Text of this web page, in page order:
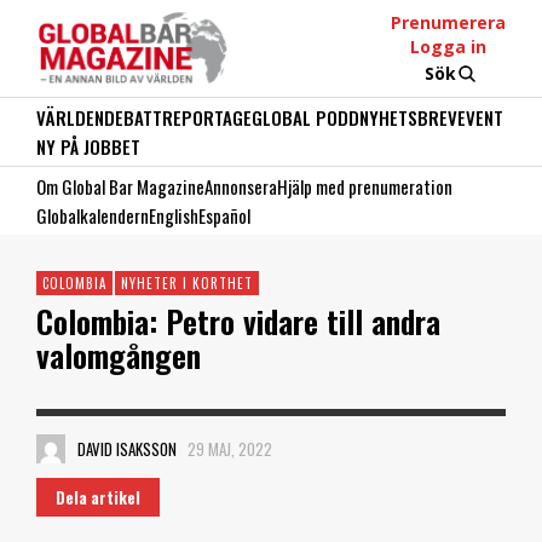
Prenumerera
Logga in
Sök
VÄRLDENDEBATTREPORTAGEGLOBAL PODDNYHETSBREVEVENT
NY PÅ JOBBET
Om Global Bar MagazineAnnonseraHjälp med prenumeration
GlobalkalendernEnglishEspañol
COLOMBIA NYHETER I KORTHET
Colombia: Petro vidare till andra
valomgången
DAVID ISAKSSON 29 MAJ, 2022
Dela artikel